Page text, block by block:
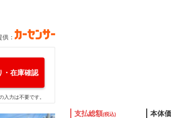
供：
・在庫確認
入力は不要です。
支払総額(税込) 本体